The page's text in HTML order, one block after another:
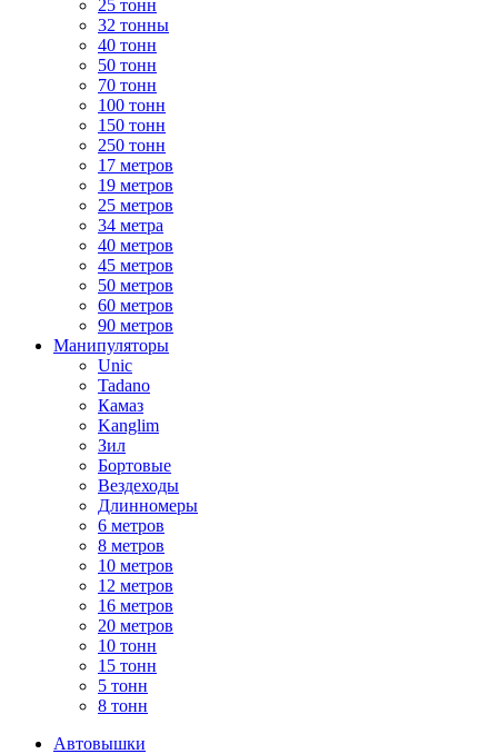
25 тонн
32 тонны
40 тонн
50 тонн
70 тонн
100 тонн
150 тонн
250 тонн
17 метров
19 метров
25 метров
34 метра
40 метров
45 метров
50 метров
60 метров
90 метров
Манипуляторы
Unic
Tadano
Камаз
Kanglim
Зил
Бортовые
Вездеходы
Длинномеры
6 метров
8 метров
10 метров
12 метров
16 метров
20 метров
10 тонн
15 тонн
5 тонн
8 тонн
Автовышки